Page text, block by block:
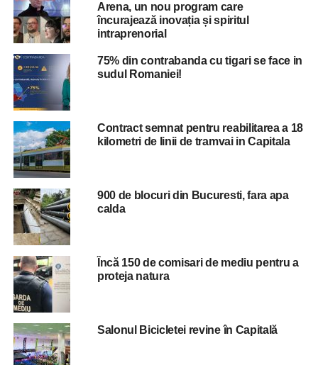
persoanele depistate urmând să fie conduse la sediul
poliţiei, pentru audieri. Activităţile de cercetare penală
sunt efectuate sub coordonarea unui procuror din cadrul
Parchetului de pe lângă Tribunalul Dâmboviţa, pentru
comiterea infracţiunilor de evaziune fiscală şi grup
infracţional organizat, fapte prevazute de art. 9 din Legea
nr. 241/2005 pentru prevenirea şi combaterea evaziunii
fiscale şi art. 367 din Codul Penal”, a anunţat Poliţia
Română.
Cele 19 persoane sunt suspectate că, în perioada 2019-
2022, au constituit sau au aderat la o grupare
infracţională, cu scopul de a face evaziune fiscală, prin
ascunderea sursei impozabile reprezentantă de venituri
obţinute din tranzacţii cu monede virtuale. Prejudiciul în
cauză este de 3.501.974 de lei. La activităţile desfăşurate
participă luptătorii Serviciului pentru Acţiuni Speciale
Dâmboviţa, poliţişti din cadrul Direcţiei Generale de
Poliţie a Municipiului Bucureşti şi Inspectoratului de
Poliţie Judeţean Olt.
Arena, un nou program care
încurajează inovația și spiritul
intraprenorial
75% din contrabanda cu tigari se face in
sudul Romaniei!
Contract semnat pentru reabilitarea a 18
kilometri de linii de tramvai in Capitala
900 de blocuri din Bucuresti, fara apa
calda
Încă 150 de comisari de mediu pentru a
proteja natura
Salonul Bicicletei revine în Capitală